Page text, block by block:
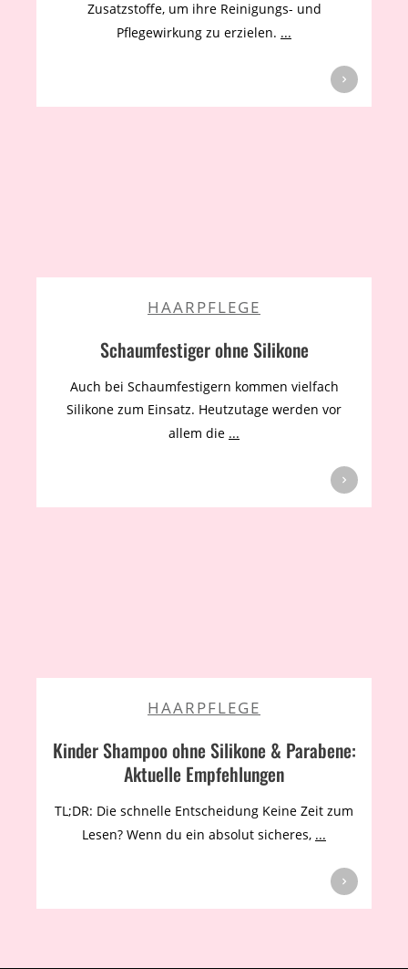
Zusatzstoffe, um ihre Reinigungs- und
Pflegewirkung zu erzielen. ...
HAARPFLEGE
Schaumfestiger ohne Silikone
Auch bei Schaumfestigern kommen vielfach
Silikone zum Einsatz. Heutzutage werden vor
allem die ...
HAARPFLEGE
Kinder Shampoo ohne Silikone & Parabene:
Aktuelle Empfehlungen
TL;DR: Die schnelle Entscheidung Keine Zeit zum
Lesen? Wenn du ein absolut sicheres, ...